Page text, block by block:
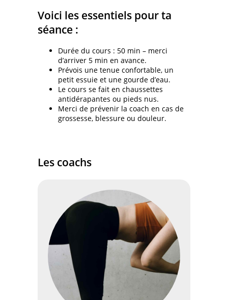
Voici les essentiels pour ta
séance :
Durée du cours : 50 min – merci
d’arriver 5 min en avance.
Prévois une tenue confortable, un
petit essuie et une gourde d’eau.
Le cours se fait en chaussettes
antidérapantes ou pieds nus.
Merci de prévenir la coach en cas de
grossesse, blessure ou douleur.
Les coachs